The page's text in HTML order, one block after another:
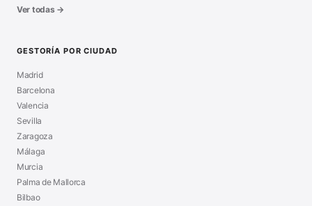
Ver todas →
GESTORÍA POR CIUDAD
Madrid
Barcelona
Valencia
Sevilla
Zaragoza
Málaga
Murcia
Palma de Mallorca
Bilbao